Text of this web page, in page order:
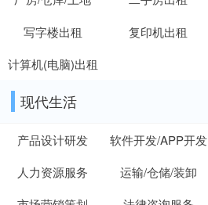
写字楼出租
复印机出租
计算机(电脑)出租
现代生活
产品设计研发 软件开发/APP开发
人力资源服务
运输/仓储/装卸